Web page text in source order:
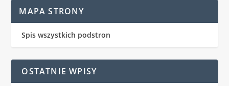
MAPA STRONY
Spis wszystkich podstron
OSTATNIE WPISY